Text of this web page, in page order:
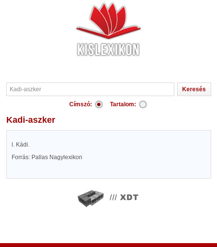
Címszó: Tartalom:
Kadi-aszker
l. Kádi.
Forrás: Pallas Nagylexikon